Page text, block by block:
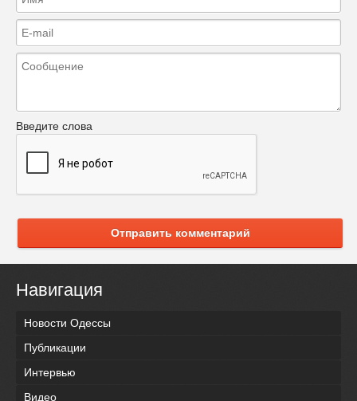
Введите слова
Отправить комментарий
Навигация
Новости Одессы
Публикации
Интервью
Видео